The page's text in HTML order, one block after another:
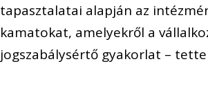
tapasztalatai alapján az
kamatokat, amelyekről a
jogszabálysértő gyakorlat – tette